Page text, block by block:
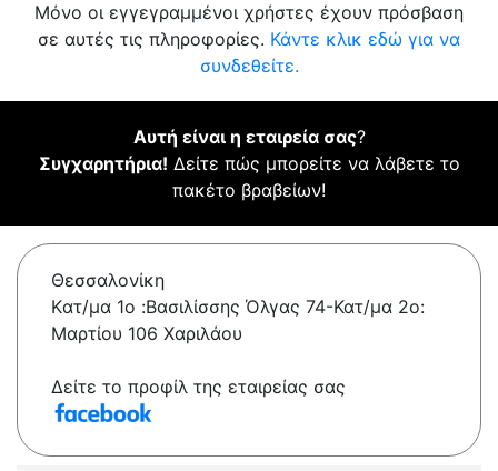
Μόνο οι εγγεγραμμένοι χρήστες έχουν πρόσβαση
σε αυτές τις πληροφορίες. Κάντε κλικ εδώ για να
συνδεθείτε.
Αυτή είναι η εταιρεία σας?
Συγχαρητήρια! Δείτε πώς μπορείτε να λάβετε το
πακέτο βραβείων!
Θεσσαλονίκη
Kατ/μα 1ο :Bασιλίσσης Όλγας 74-Κατ/μα 2ο:
Μαρτίου 106 Χαριλάου
Δείτε το προφίλ της εταιρείας σας